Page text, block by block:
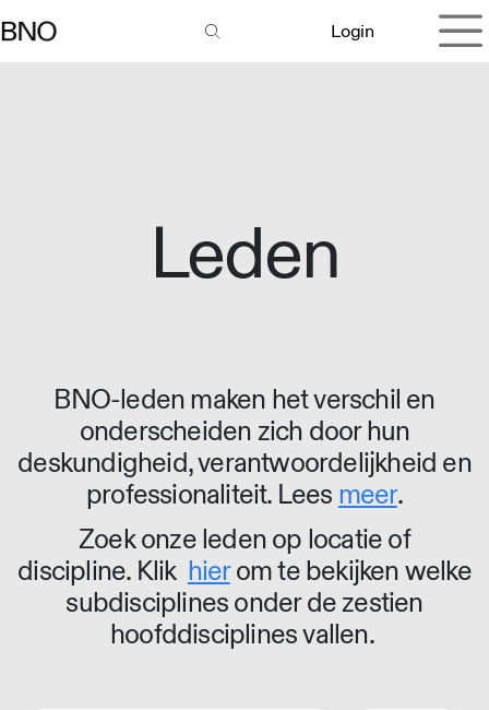
Login
Leden
BNO-leden maken het verschil en
onderscheiden zich door hun
deskundigheid, verantwoordelijkheid en
professionaliteit. Lees meer.
Zoek onze leden op locatie of
discipline. Klik hierom te bekijken welke
subdisciplines onder de zestien
hoofddisciplines vallen.